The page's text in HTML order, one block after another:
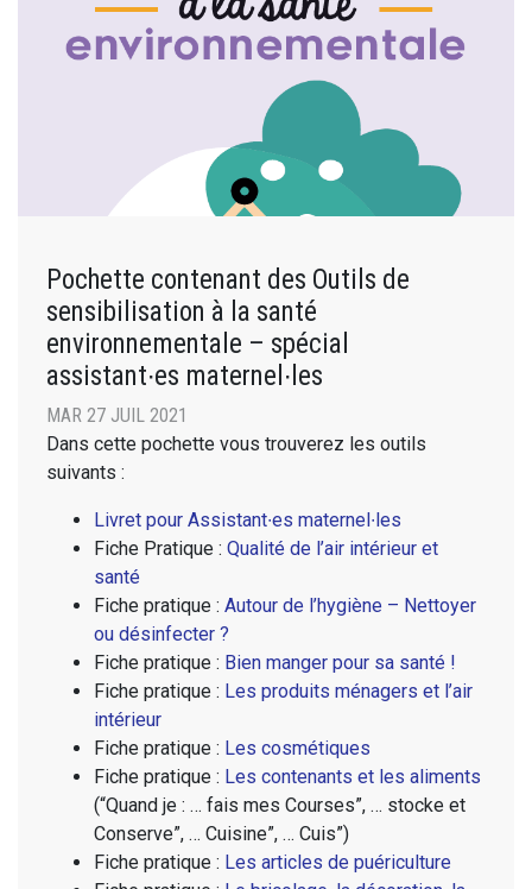
Pochette contenant des Outils de
sensibilisation à la santé
environnementale – spécial
assistant∙es maternel∙les
MAR 27 JUIL 2021
Dans cette pochette vous trouverez les outils
suivants :
Livret pour Assistant∙es maternel∙les
Fiche Pratique : Qualité de l’air intérieur et
santé
Fiche pratique : Autour de l’hygiène – Nettoyer
ou désinfecter ?
Fiche pratique : Bien manger pour sa santé !
Fiche pratique : Les produits ménagers et l’air
intérieur
Fiche pratique : Les cosmétiques
Fiche pratique : Les contenants et les aliments
(“Quand je : … fais mes Courses”, … stocke et
Conserve”, … Cuisine”, … Cuis”)
Fiche pratique : Les articles de puériculture